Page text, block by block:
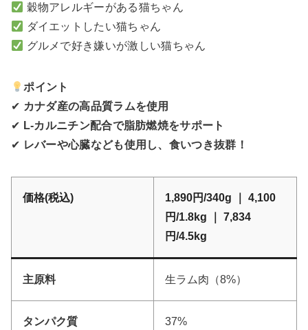
穀物アレルギーがある猫ちゃん
ダイエットしたい猫ちゃん
グルメで好き嫌いが激しい猫ちゃん
ポイント
✔ カナダ産の高品質ラムを使用
✔ L-カルニチン配合で脂肪燃焼をサポート
✔ レバーや心臓なども使用し、食いつき抜群！
価格(税込)
1,890円/340g ｜ 4,100
円/1.8kg ｜ 7,834
円/4.5kg
主原料 生ラム肉（8%）
タンパク質 37%